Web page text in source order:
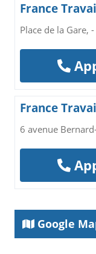
France
Place de la Gare,
France
6 avenue
Google